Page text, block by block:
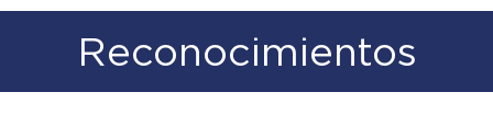
Reconocimientos